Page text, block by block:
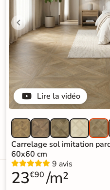
et stratifiés
Lire la vidéo
Carrelage sol imitation
60x60 cm
9 avis
23€90 /m²